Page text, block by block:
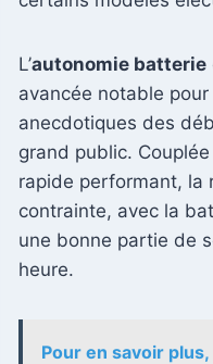
L’autonomie batterie
avancée notable
anecdotiques des
grand public.
rapide performant, la
contrainte, avec la
une bonne partie de
heure.
Pour en savoir